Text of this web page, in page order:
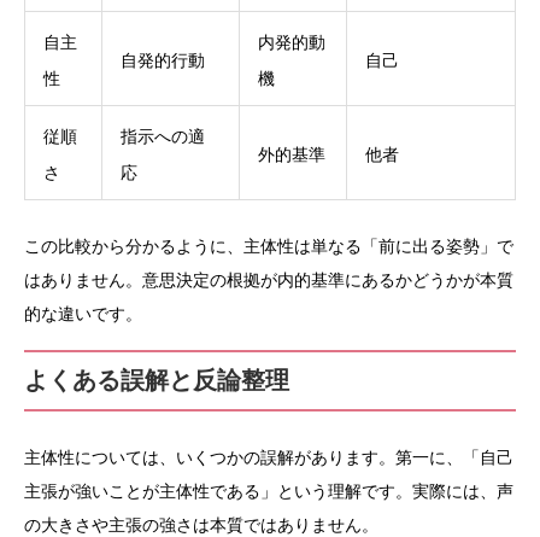
自主
性
自発的行動
内発的動
機
自己
従順
さ
指示への適
応
外的基準 他者
この比較から分かるように、主体性は単なる「前に出る姿勢」で
はありません。意思決定の根拠が内的基準にあるかどうかが本質
的な違いです。
よくある誤解と反論整理
主体性については、いくつかの誤解があります。第一に、「自己
主張が強いことが主体性である」という理解です。実際には、声
の大きさや主張の強さは本質ではありません。